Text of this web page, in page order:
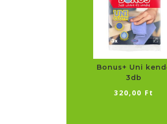
Bonus+ Uni
3db
320,00 Ft